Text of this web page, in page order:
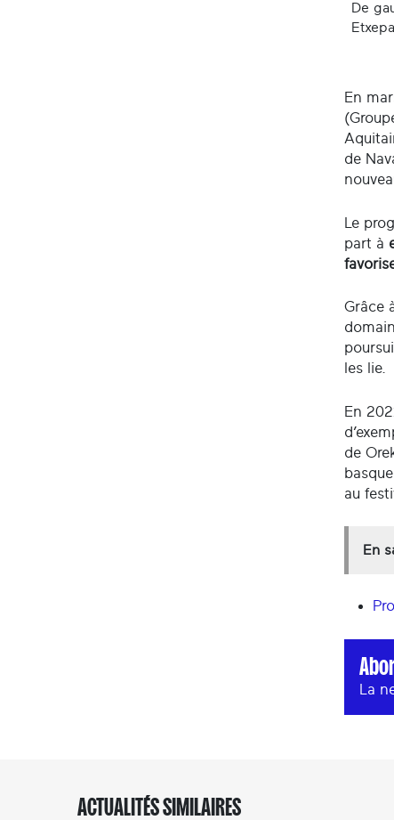
De
En
de
Le
part à
Grâce
les lie.
En
de
au
En
La
ACTUALITÉS SIMILAIRES